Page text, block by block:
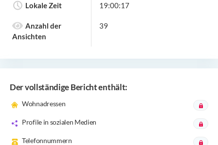
Lokale Zeit 19:00:17
Anzahl der
Ansichten
39
Der vollständige Bericht enthält:
Wohnadressen
Profile in sozialen Medien
Telefonnummern